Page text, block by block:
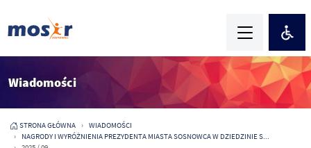
Wiadomości
STRONA GŁÓWNA
WIADOMOŚCI
NAGRODY I WYRÓŻNIENIA PREZYDENTA MIASTA SOSNOWCA W DZIEDZINIE S...